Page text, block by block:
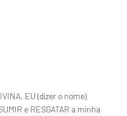
EU (dizer o nome)
e RESGATAR a minha